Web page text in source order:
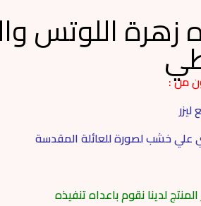
زهرة اللوتس
من :
علي خشب لصورة للعائلة المقدسة
المنتج لدينا نقوم باعداه تنفيذه